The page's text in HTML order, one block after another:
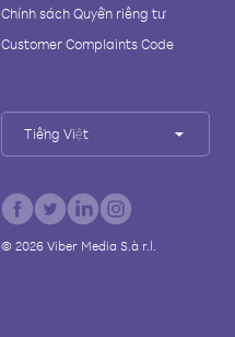
Chính sách Quyền riêng tư
Customer Complaints Code
Tiếng Việt
© 2026Viber Media S.à r.l.